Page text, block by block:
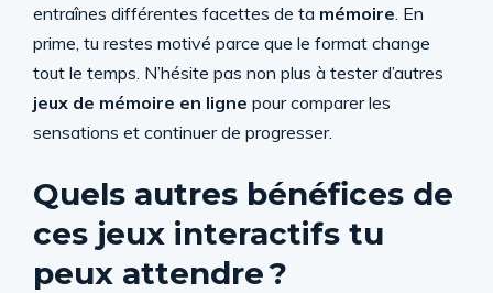
entraînes différentes facettes de ta mémoire. En
prime, tu restes motivé parce que le format change
tout le temps. N’hésite pas non plus à tester d’autres
jeux de mémoire en ligne pour comparer les
sensations et continuer de progresser.
Quels autres bénéfices de
ces jeux interactifs tu
peux attendre ?